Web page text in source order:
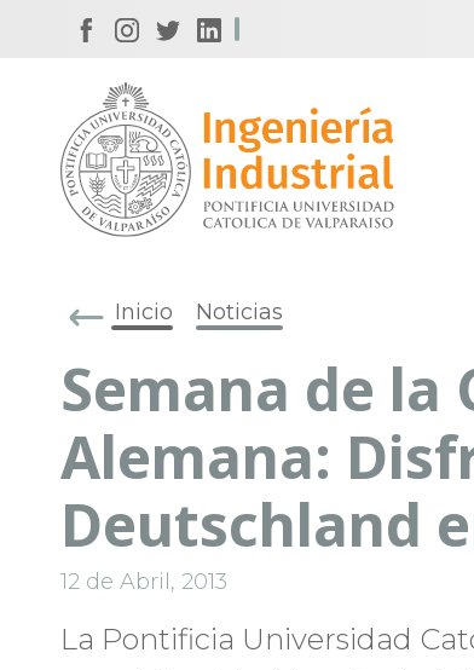
Inicio Noticias
Semana de la
Alemana:
Deutschland
12 de Abril, 2013
La Pontificia Universidad